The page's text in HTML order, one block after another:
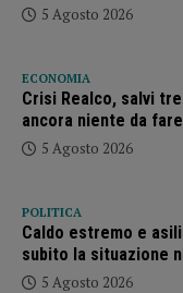
5 Agosto 2026
ECONOMIA
Crisi Realco, salvi
ancora niente da
5 Agosto 2026
POLITICA
Caldo estremo e
subito la situazione
5 Agosto 2026